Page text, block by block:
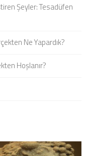
Şeyler: Tesadüfen
Ne Yapardık?
Hoşlanır?